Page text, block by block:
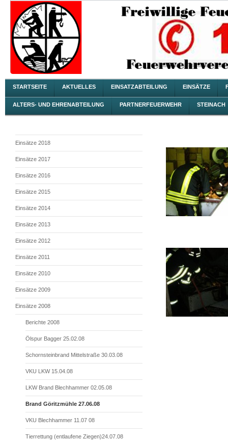
STARTSEITE AKTUELLES EINSATZABTEILUNG EINSÄTZE
ALTERS- UND EHRENABTEILUNG PARTNERFEUERWEHR STEINACH
Einsätze 2018
Einsätze 2017
Einsätze 2016
Einsätze 2015
Einsätze 2014
Einsätze 2013
Einsätze 2012
Einsätze 2011
Einsätze 2010
Einsätze 2009
Einsätze 2008
Berichte 2008
Ölspur Bagger 25.02.08
Schornsteinbrand Mittelstraße 30.03.08
VKU LKW 15.04.08
LKW Brand Blechhammer 02.05.08
Brand Göritzmühle 27.06.08
VKU Blechhammer 11.07 08
Tierrettung (entlaufene Ziegen)24.07.08